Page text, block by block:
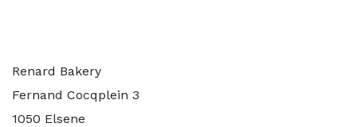
Renard Bakery
Fernand Cocqplein 3
1050 Elsene